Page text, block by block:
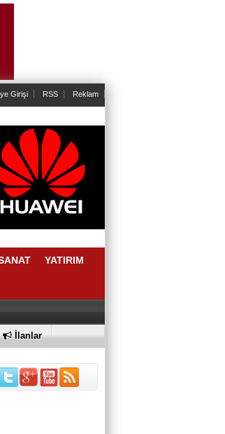
Girişi RSS Reklam
YATIRIM
İlanlar